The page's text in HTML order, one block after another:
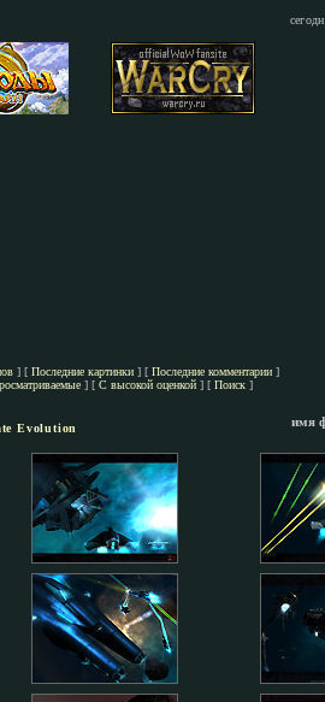
] [ Последние картинки ] [ Последние комментарии ]
] [ С высокой оценкой] [ Поиск]
Evolution имя